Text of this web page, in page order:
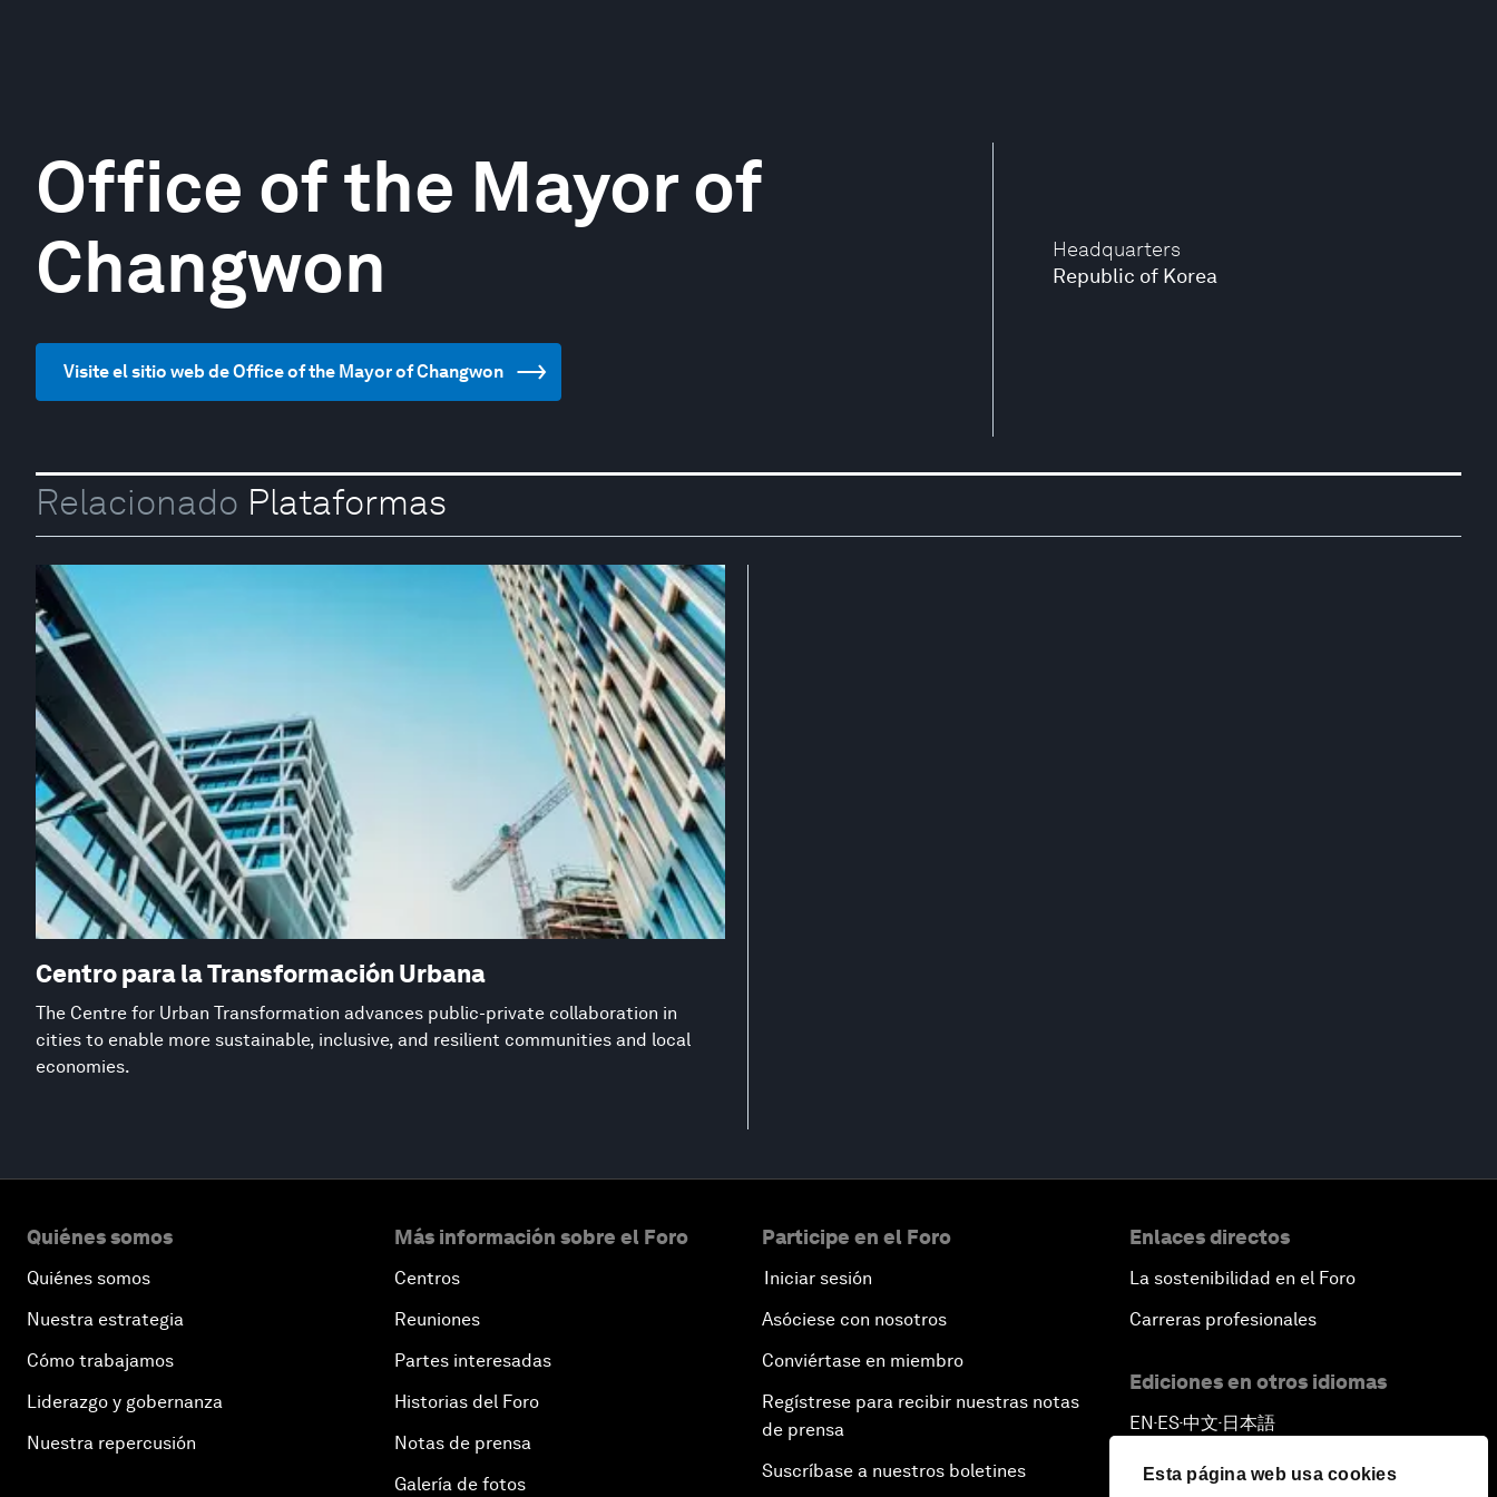
Esta página web usa cookies
Headquarters
Republic of Korea
Office of the Mayor of
Changwon
Visite el sitio web de Office of the Mayor of Changwon
Relacionado Plataformas
Centro para la Transformación Urbana
The Centre for Urban Transformation advances public-private collaboration in
cities to enable more sustainable, inclusive, and resilient communities and local
economies.
Quiénes somos
Quiénes somos
Nuestra estrategia
Cómo trabajamos
Liderazgo y gobernanza
Nuestra repercusión
Más información sobre el Foro
Centros
Reuniones
Partes interesadas
Historias del Foro
Notas de prensa
Galería de fotos
Participe en el Foro
Iniciar sesión
Asóciese con nosotros
Conviértase en miembro
Regístrese para recibir nuestras notas
de prensa
Suscríbase a nuestros boletines
Enlaces directos
La sostenibilidad en el Foro
Carreras profesionales
Ediciones en otros idiomas
EN ▪ES▪中文▪ 日本語